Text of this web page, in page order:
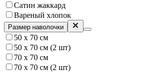
Сатин жаккард
Вареный хлопок
Размер наволочки
50 х 70 см
50 х 70 см (2 шт)
70 х 70 см
70 х 70 см (2 шт)